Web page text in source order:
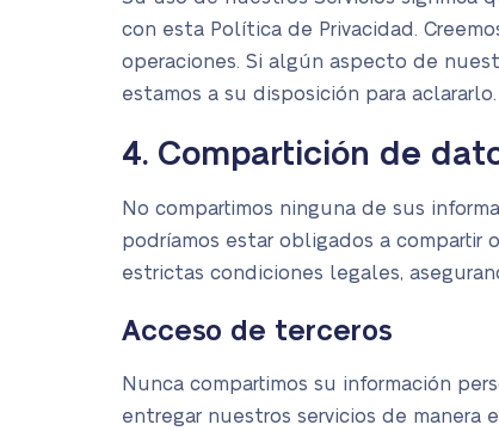
con esta Política de Privacidad.
operaciones. Si algún aspecto de
estamos a su disposición para aclararlo.
4. Compartición de
No compartimos ninguna de sus
podríamos estar obligados a compartir
estrictas condiciones legales,
Acceso de terceros
Nunca compartimos su información
entregar nuestros servicios de manera